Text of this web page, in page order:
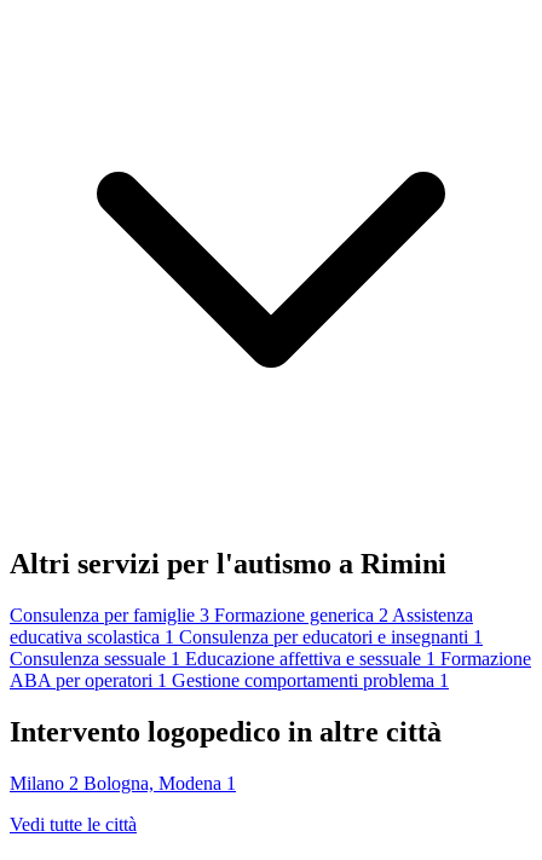
Altri servizi per l'autismo a Rimini
Consulenza per famiglie 3 Formazione generica 2 Assistenza
educativa scolastica 1 Consulenza per educatori e insegnanti 1
Consulenza sessuale 1 Educazione affettiva e sessuale 1 Formazione
ABA per operatori 1 Gestione comportamenti problema 1
Intervento logopedico in altre città
Milano 2 Bologna, Modena 1
Vedi tutte le città